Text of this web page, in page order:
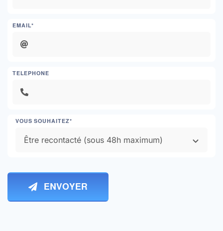
EMAIL*
TELEPHONE
VOUS SOUHAITEZ*
ENVOYER